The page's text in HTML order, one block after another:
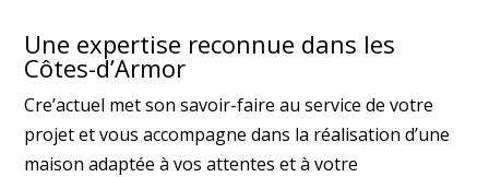
Une expertise reconnue dans les
Côtes-d’Armor
Cre’actuel met son savoir-faire au service de votre
projet et vous accompagne dans la réalisation d’une
maison adaptée à vos attentes et à votre